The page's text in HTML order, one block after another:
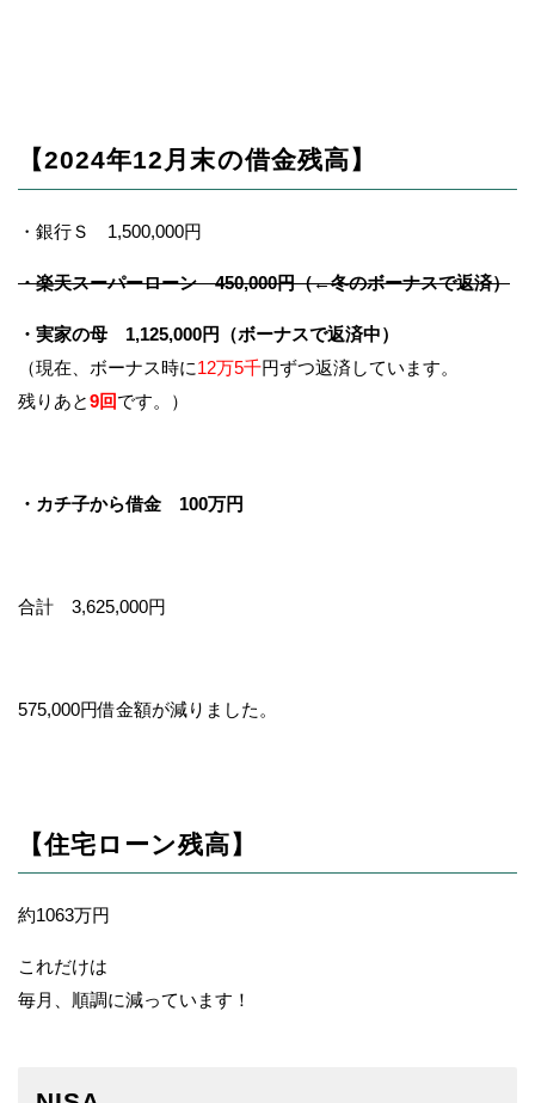
【2024年12月末の借金残高】
・銀行Ｓ 1,500,000円
・楽天スーパーローン 450,000円（←冬のボーナスで返済）
・実家の母 1,125,000円（ボーナスで返済中）
（現在、ボーナス時に12万5千円ずつ返済しています。
残りあと9回です。）
・カチ子から借金 100万円
合計 3,625,000円
575,000円借金額が減りました。
【住宅ローン残高】
約1063万円
これだけは
毎月、順調に減っています！